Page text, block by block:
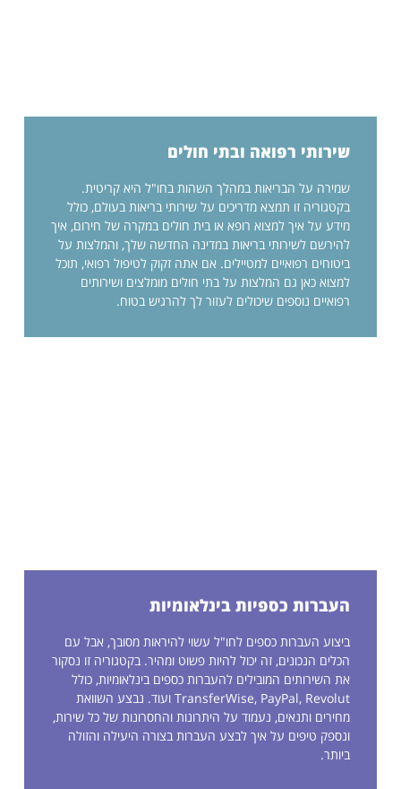
שירותי רפואה ובתי חולים
שמירה על הבריאות במהלך השהות בחו"ל היא קריטית.
בקטגוריה זו תמצא מדריכים על שירותי בריאות בעולם, כולל
מידע על איך למצוא רופא או בית חולים במקרה של חירום, איך
להירשם לשירותי בריאות במדינה החדשה שלך, והמלצות על
ביטוחים רפואיים למטיילים. אם אתה זקוק לטיפול רפואי, תוכל
למצוא כאן גם המלצות על בתי חולים מומלצים ושירותים
רפואיים נוספים שיכולים לעזור לך להרגיש בטוח.
העברות כספיות בינלאומיות
ביצוע העברות כספים לחו"ל עשוי להיראות מסובך, אבל עם
הכלים הנכונים, זה יכול להיות פשוט ומהיר. בקטגוריה זו נסקור
את השירותים המובילים להעברות כספים בינלאומיות, כולל
TransferWise, PayPal, Revolut ועוד. נבצע השוואת
מחירים ותנאים, נעמוד על היתרונות והחסרונות של כל שירות,
ונספק טיפים על איך לבצע העברות בצורה היעילה והזולה
ביותר.